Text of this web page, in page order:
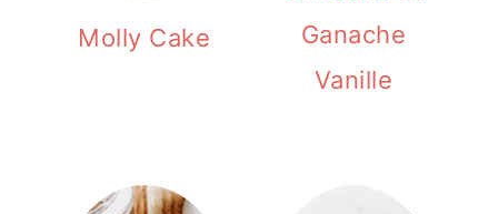
Molly Cake
Ganache
Vanille